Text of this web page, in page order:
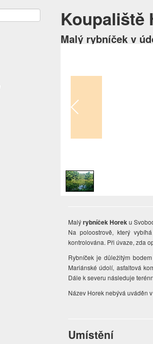
Koupaliště
Malý rybníček v
Malýrybníček Horeku
Na poloostrově, který
kontrolována. Při úvaze, zda
Rybníček je důležitým
Mariánské údolí, asfaltová
Dále k severu následuje
Název Horek nebývá uváděn
Umístění